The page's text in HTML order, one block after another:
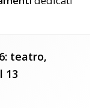
teatro,
13